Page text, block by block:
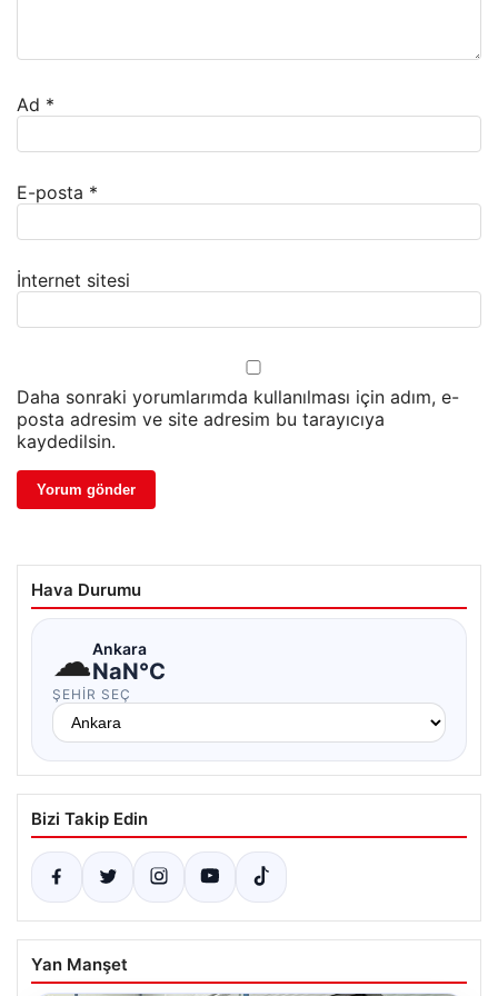
Ad *
E-posta *
İnternet sitesi
Daha sonraki yorumlarımda kullanılması için adım, e-
posta adresim ve site adresim bu tarayıcıya
kaydedilsin.
Hava Durumu
☁Ankara
NaN°C
ŞEHIR SEÇ
Bizi Takip Edin
Yan Manşet